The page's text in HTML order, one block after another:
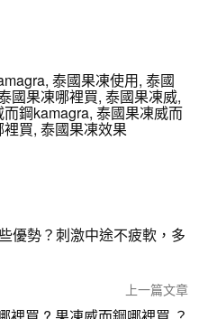
,泰國果凍使用,泰國
國果凍哪裡買,泰國果凍威,
鋼kamagra,泰國果凍威而
買,泰國果凍效果
優勢？刺激中途不疲軟，多
上一篇文章